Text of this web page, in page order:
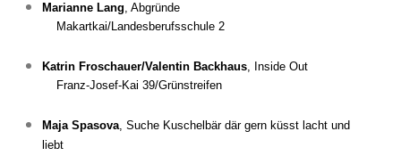
Marianne Lang, Abgründe
Makartkai/Landesberufsschule 2
Katrin Froschauer/Valentin Backhaus, Inside Out
Franz-Josef-Kai 39/Grünstreifen
Maja Spasova, Suche Kuschelbär där gern küsst lacht und
liebt